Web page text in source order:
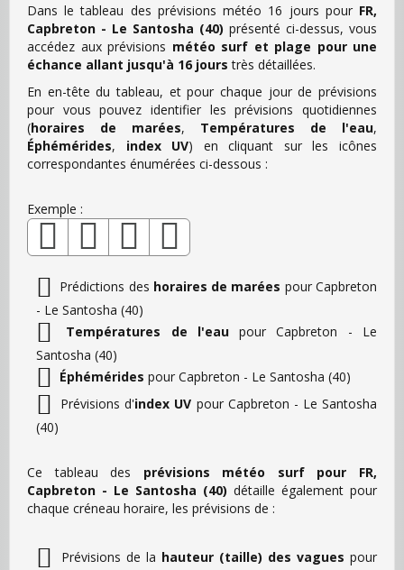
Dans le tableau des prévisions météo 16 jours pour FR,
Capbreton - Le Santosha (40) présenté ci-dessus, vous
accédez aux prévisions météo surf et plage pour une
échance allant jusqu'à 16 jours très détaillées.
En en-tête du tableau, et pour chaque jour de prévisions
pour vous pouvez identifier les prévisions quotidiennes
(horaires de marées, Températures de l'eau,
Éphémérides, index UV) en cliquant sur les icônes
correspondantes énumérées ci-dessous :
Exemple :
Prédictions des horaires de marées pour Capbreton
- Le Santosha (40)
Températures de l'eaupour Capbreton - Le
Santosha (40)
Éphémérides pour Capbreton - Le Santosha (40)
Prévisions d'index UV pour Capbreton - Le Santosha
(40)
Ce tableau des prévisions météo surf pour FR,
Capbreton - Le Santosha (40) détaille également pour
chaque créneau horaire, les prévisions de :
Prévisions de la hauteur (taille) des vagues pour